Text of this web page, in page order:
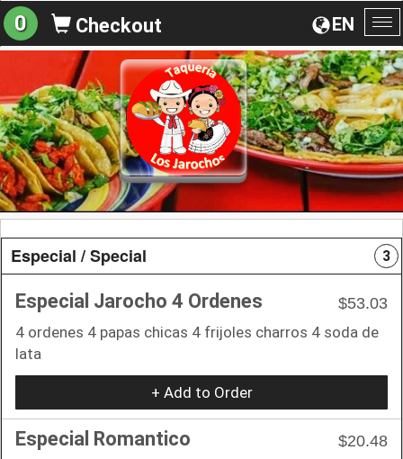
EN
0 Checkout
Especial / Special 3
Especial Jarocho 4 Ordenes
$53.03
4 ordenes 4 papas chicas 4 frijoles charros 4 soda de
lata
+ Add to Order
Especial Romantico
$20.48